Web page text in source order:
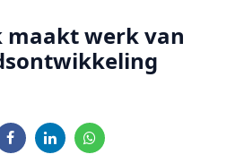
maakt werk van